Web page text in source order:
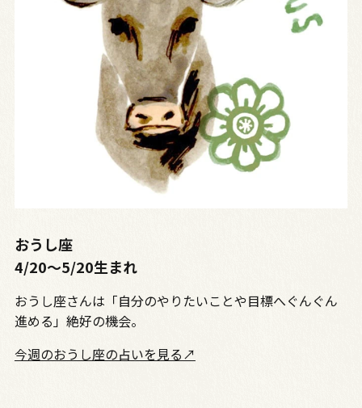
おうし座
4/20～5/20生まれ
おうし座さんは「自分のやりたいことや目標へぐんぐん
進める」絶好の機会。
今週のおうし座の占いを見る↗